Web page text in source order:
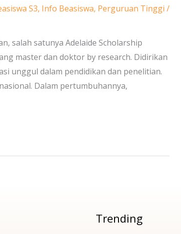
S3, Info Beasiswa, Perguruan Tinggi /
salah satunya Adelaide Scholarship
master dan doktor by research. Didirikan
unggul dalam pendidikan dan penelitian.
Dalam pertumbuhannya,
Trending